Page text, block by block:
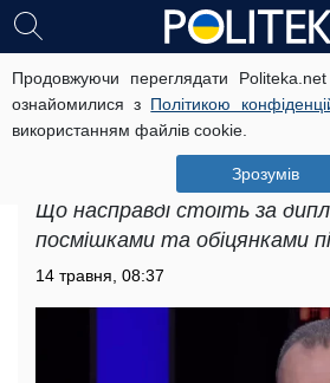
Продовжуючи переглядати
ознайомилися з Політикою
використанням файлів cookie.
Зрозумів
Західна стратегія:
ефірі Politeka Online
сценарії, які сьогодні
у Вашингтоні та
Що насправді стоїть за
посмішками та обіцянками
14 травня, 08:37